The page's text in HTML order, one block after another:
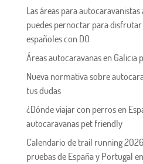
Las áreas para
puedes pernoctar para
españoles con DO
Áreas autocaravanas en Galicia
Nueva normativa sobre
tus dudas
¿Dónde viajar con perros en
autocaravanas pet friendly
Calendario de trail running
pruebas de España y Portugal